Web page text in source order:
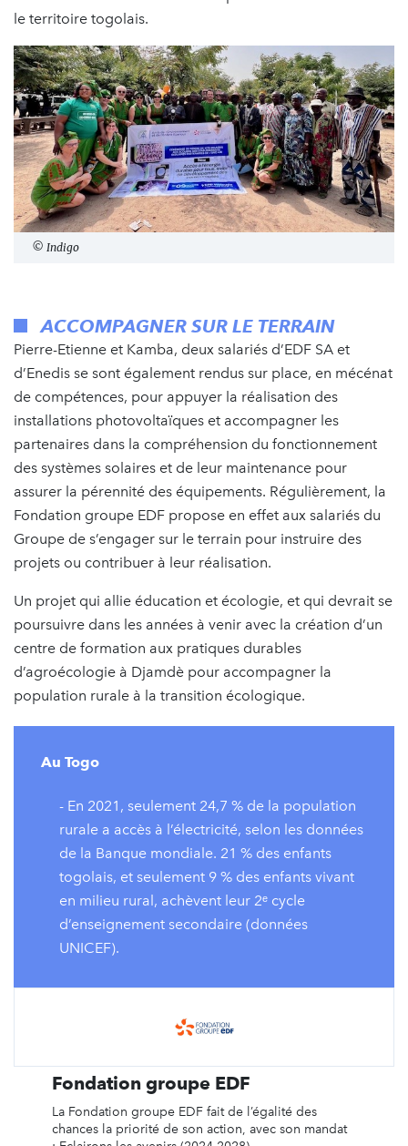
le territoire togolais.
© Indigo
ACCOMPAGNER SUR LE TERRAIN
Pierre-Etienne et Kamba, deux salariés d’EDF SA et
d’Enedis se sont également rendus sur place, en mécénat
de compétences, pour appuyer la réalisation des
installations photovoltaïques et accompagner les
partenaires dans la compréhension du fonctionnement
des systèmes solaires et de leur maintenance pour
assurer la pérennité des équipements. Régulièrement, la
Fondation groupe EDF propose en effet aux salariés du
Groupe de s’engager sur le terrain pour instruire des
projets ou contribuer à leur réalisation.
Un projet qui allie éducation et écologie, et qui devrait se
poursuivre dans les années à venir avec la création d’un
centre de formation aux pratiques durables
d’agroécologie à Djamdè pour accompagner la
population rurale à la transition écologique.
Au Togo
- En 2021, seulement 24,7 % de la population
rurale a accès à l’électricité, selon les données
de la Banque mondiale. 21 % des enfants
togolais, et seulement 9 % des enfants vivant
en milieu rural, achèvent leur 2ᵉ cycle
d’enseignement secondaire (données
UNICEF).
Fondation groupe EDF
La Fondation groupe EDF fait de l’égalité des
chances la priorité de son action, avec son mandat